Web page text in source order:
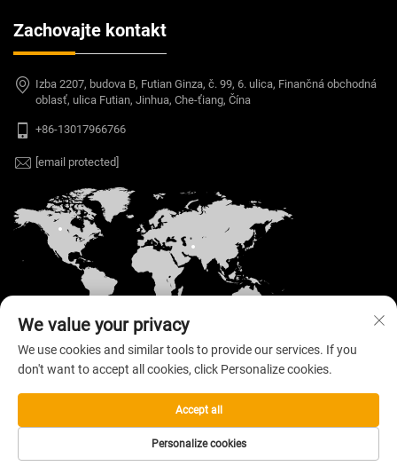
Zachovajte kontakt
Izba 2207, budova B, Futian Ginza, č. 99, 6. ulica, Finančná obchodná
oblasť, ulica Futian, Jinhua, Che-ťiang, Čína
+86-13017966766
[email protected]
Autorské práva © 2026 Welloo Electronic
Technology Co., Ltd. Vyhradené všetky práva. —
Zásady ochrany súkromia
We value your privacy
We use cookies and similar tools to provide our services. If you
don't want to accept all cookies, click Personalize cookies.
Personalize cookies
Accept all